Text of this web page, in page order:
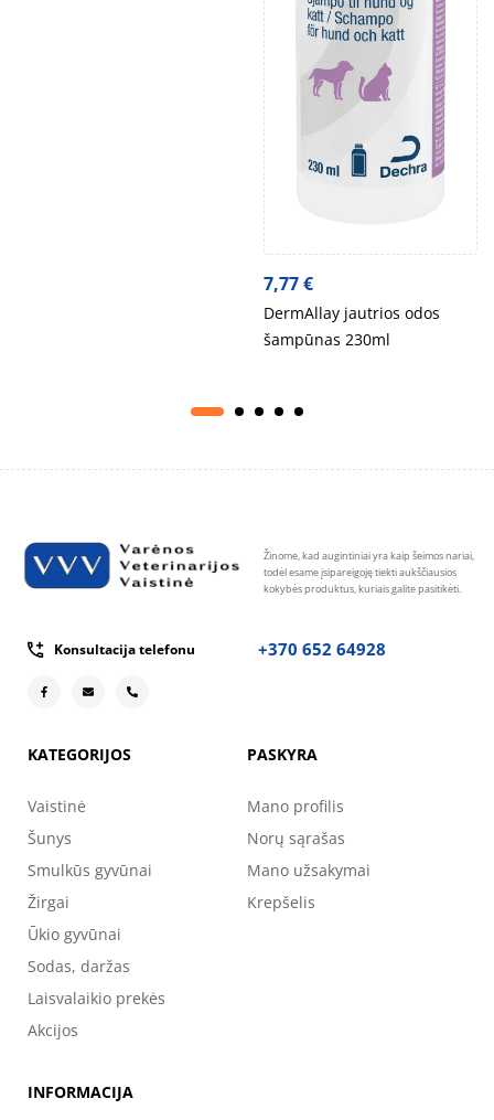
7,77€
DermAllay jautrios odos
šampūnas 230ml
Žinome, kad augintiniai yra kaip šeimos nariai,
todėl esame įsipareigoję tiekti aukščiausios
kokybės produktus, kuriais galite pasitikėti.
Konsultacija telefonu +370 652 64928
KATEGORIJOS
Vaistinė
Šunys
Smulkūs gyvūnai
Žirgai
Ūkio gyvūnai
Sodas, daržas
Laisvalaikio prekės
Akcijos
PASKYRA
Mano profilis
Norų sąrašas
Mano užsakymai
Krepšelis
INFORMACIJA